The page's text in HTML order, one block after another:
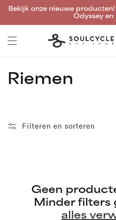
naar de
Bekijk onze nieuwe
Odyssey en
C
Riemen
Filteren en sorteren
Geen
Minder filters
alles